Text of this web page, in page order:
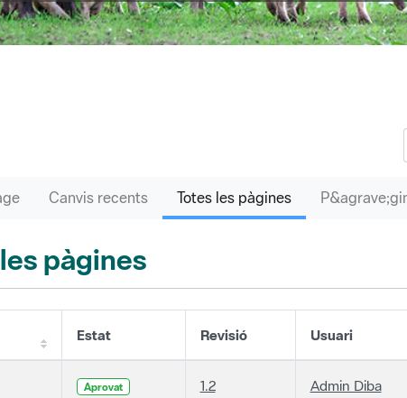
Canvis recents Totes les pàgines
pàgines
Estat Revisió Usuari
Aprovat 1.2 Admin Diba